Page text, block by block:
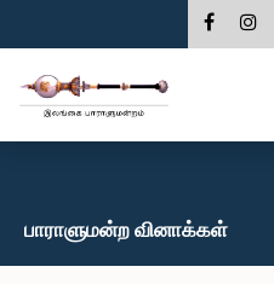
பாராளுமன்ற வினாக்கள்